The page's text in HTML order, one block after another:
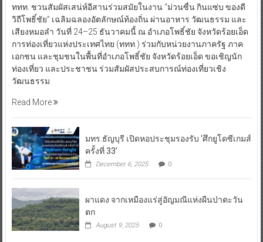
ททท. ชวนสัมผัสเสน่ห์อีสานร่วมสมัยในงาน “ม่วนซื่น กินแซ่บ ของดี
วิถีโพธิ์ชัย” เฉลิมฉลองอัตลักษณ์ท้องถิ่น ผ่านอาหาร วัฒนธรรม และ
เสียงหมอลำ วันที่ 24–25 ธันวาคมนี้ ณ อำเภอโพธิ์ชัย จังหวัดร้อยเอ็ด
การท่องเที่ยวแห่งประเทศไทย (ททท.) ร่วมกับหน่วยงานภาครัฐ ภาค
เอกชน และชุมชนในพื้นที่อำเภอโพธิ์ชัย จังหวัดร้อยเอ็ด ขอเชิญนัก
ท่องเที่ยว และประชาชน ร่วมสัมผัสประสบการณ์ท่องเที่ยวเชิง
วัฒนธรรม
Read More
มทร.ธัญบุรี เปิดหอประชุมรองรับ ‘ศึกยูโดซีเกมส์
ครั้งที่ 33’
December 6, 2025 0
ผาแดง จากเหมืองแร่สู่อัญมณีแห่งผืนป่าตะวัน
ตก
August 9, 2025 0